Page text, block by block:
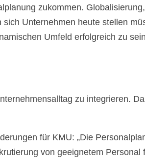
zukommen. Globalisierung,
Unternehmen heute stellen
Umfeld erfolgreich zu
zu integrieren.
für KMU: „Die
von geeignetem Personal